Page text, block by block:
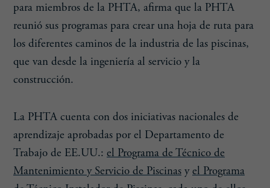
para miembros de la PHTA, afirma que la PHTA
reunió sus programas para crear una hoja de ruta para
los diferentes caminos de la industria de las piscinas,
que van desde la ingeniería al servicio y la
construcción.
La PHTA cuenta con dos iniciativas nacionales de
aprendizaje aprobadas por el Departamento de
Trabajo de EE.UU.: el Programa de Técnico de
Mantenimiento y Servicio de Piscinas yel Programa